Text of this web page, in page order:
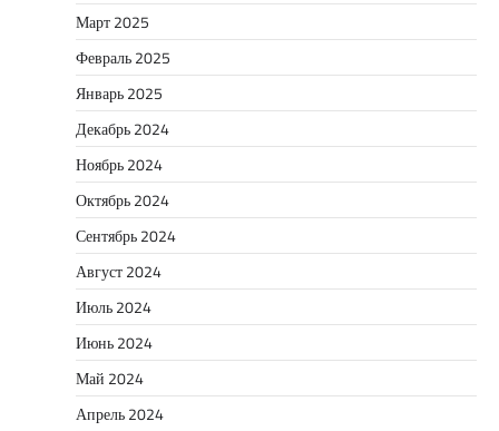
Март 2025
Февраль 2025
Январь 2025
Декабрь 2024
Ноябрь 2024
Октябрь 2024
Сентябрь 2024
Август 2024
Июль 2024
Июнь 2024
Май 2024
Апрель 2024